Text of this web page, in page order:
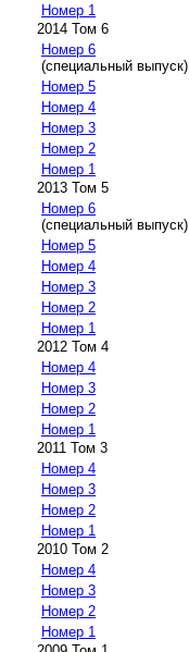
Номер 1
2014 Том 6
Номер 6
(специальный выпуск)
Номер 5
Номер 4
Номер 3
Номер 2
Номер 1
2013 Том 5
Номер 6
(специальный выпуск)
Номер 5
Номер 4
Номер 3
Номер 2
Номер 1
2012 Том 4
Номер 4
Номер 3
Номер 2
Номер 1
2011 Том 3
Номер 4
Номер 3
Номер 2
Номер 1
2010 Том 2
Номер 4
Номер 3
Номер 2
Номер 1